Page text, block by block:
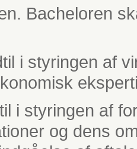
Bacheloren
i styringen af
i styringen af
og dens